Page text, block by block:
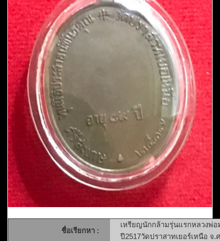
ชื่อเรียกหา :
เหรียญนักกล้ามรุ่นแรกหลวงพ่
ปี2517วัดปราสาทเยอร์เหนือ จ.